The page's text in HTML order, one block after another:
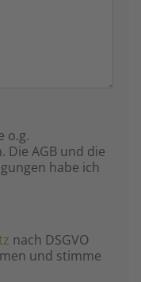
o.g.
AGB und die
habe ich
nach DSGVO
und stimme